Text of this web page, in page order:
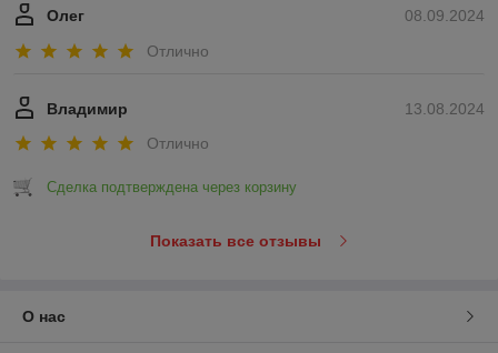
08.09.2024
Олег
Отлично
13.08.2024
Владимир
Отлично
Сделка подтверждена через корзину
Показать все отзывы
О нас